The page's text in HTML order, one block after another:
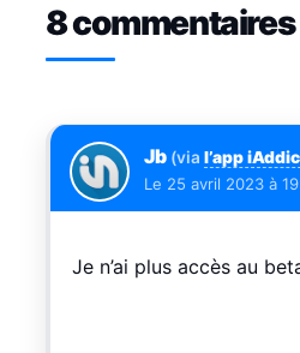
8 commentaires
Jb (via l’app
Le 25 avril 2023 à
Je n’ai plus accès au